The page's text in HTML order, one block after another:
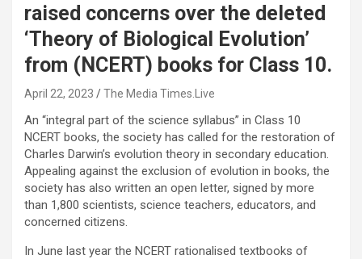
raised concerns over the deleted
‘Theory of Biological Evolution’
from (NCERT) books for Class 10.
April 22, 2023 The Media Times.Live
An “integral part of the science syllabus” in Class 10
NCERT books, the society has called for the restoration of
Charles Darwin’s evolution theory in secondary education.
Appealing against the exclusion of evolution in books, the
society has also written an open letter, signed by more
than 1,800 scientists, science teachers, educators, and
concerned citizens.
In June last year the NCERT rationalised textbooks of